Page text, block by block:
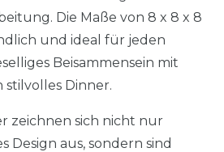
Die Maße von 8 x 8 x 8
und ideal für jeden
Beisammensein mit
Dinner.
zeichnen sich nicht nur
Design aus, sondern sind